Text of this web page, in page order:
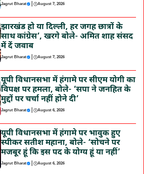
Jagrut Bharat | August 7, 2026
झारखंड हो या दिल्ली, हर जगह छात्रों के
साथ कांग्रेस’, खरगे बोले- अमित शाह संसद
में दें जवाब
Jagrut Bharat | August 7, 2026
यूपी विधानसभा में हंगामे पर सीएम योगी का
विपक्ष पर हमला, बोले- ‘सपा ने जनहित के
मुद्दों पर चर्चा नहीं होने दी’
Jagrut Bharat | August 6, 2026
यूपी विधानसभा में हंगामे पर भावुक हुए
स्पीकर सतीश महाना, बोले- ‘सोचने पर
मजबूर हूं कि इस पद के योग्य हूं या नहीं’
Jagrut Bharat | August 6, 2026